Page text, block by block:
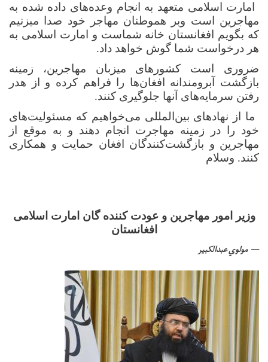
امارت اسلامی متعهد به انجام وعده‌های داده شده به
مهاجرین است وبر هموطنان مهاجر خود صدا میزنیم
که بگویم افغانستان خانه شماست و امارت اسلامی به
هر درخواست شما گوش خواهد داد.
ضروری است کشورهای میزبان مهاجرین، زمینه
بازگشت آبرومندانه افغان‌ها را فراهم کرده و از هدر
رفتن سرمایه‌های آنها جلوگیری کنند.
ما از نهادهای بین‌المللی می‌خواهیم که مسئولیت‌های
خود را در زمینه مهاجرت انجام دهند و به موقع از
مهاجرین و بازگشت‌کنندگان افغان حمایت و همکاری
کنند. وسلام
وزیر امور مهاجرین و عودت کننده گان امارت اسلامی
افغانستان
مولوي عبدالکبیر